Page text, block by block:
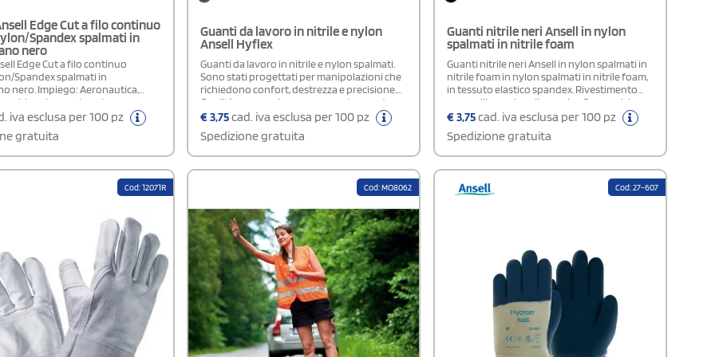
Edge Cut a filo continuo
Spandex spalmati in
nero
Edge Cut a filo continuo
Spandex spalmati in
nero. Impiego: Aeronautica,
montaggio
e pezzi metallici, manipolazione
iniezione di materiali
Poliestere,
HPPE, Spandex
iva esclusa per 100 pz
gratuita
Guanti da lavoro in nitrile e nylon
Ansell Hyflex
Guanti da lavoro in nitrile e nylon spalmati.
Sono stati progettati per manipolazioni che
richiedono confort, destrezza e precisione.
Qualità e convenienza per uno strumento
professionale di qualità elevata che puoi
ordinare su StampaSì con poche e semplici
operazioni.
€3,75cad. iva esclusa per 100 pz
Spedizione gratuita
Guanti nitrile neri Ansell in nylon
spalmati in nitrile foam
Guanti nitrile neri Ansell in nylon spalmati in
nitrile foam in nylon spalmati in nitrile foam,
in tessuto elastico spandex. Rivestimento
senza silicone, ipoallergenico.Composizione:
Nylon e Nitrile
€3,75cad. iva esclusa per 100 pz
Spedizione gratuita
Cod: 12071R Cod: MO8062 Cod: 27-607